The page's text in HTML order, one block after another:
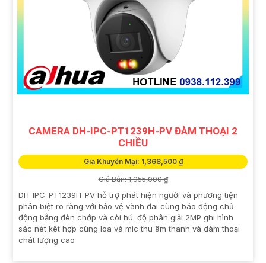
CAMERA DH-IPC-PT1239H-PV ĐÀM THOẠI 2
CHIỀU
Giá Khuyến Mại: 1,368,500 ₫
Giá Bán: 1,955,000 ₫
DH-IPC-PT1239H-PV hỗ trợ phát hiện người và phương tiện
phân biệt rõ ràng với bảo vệ vành đai cùng báo động chủ
động bằng đèn chớp và còi hú. độ phân giải 2MP ghi hình
sác nét kêt hợp cùng loa và mic thu âm thanh và dàm thoại
chát lượng cao